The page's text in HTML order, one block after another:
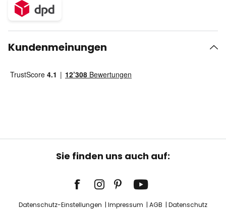
Kundenmeinungen
Sie finden uns auch auf:
Datenschutz-Einstellungen Impressum AGB Datenschutz